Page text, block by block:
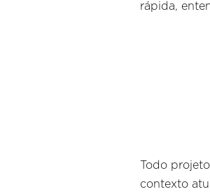
rápida,
Todo
contexto